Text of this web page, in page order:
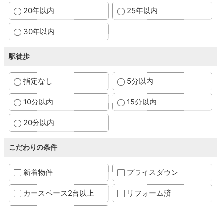
20年以内 25年以内
30年以内
駅徒歩
指定なし 5分以内
10分以内 15分以内
20分以内
こだわりの条件
新着物件 プライスダウン
カースペース2台以上 リフォーム済